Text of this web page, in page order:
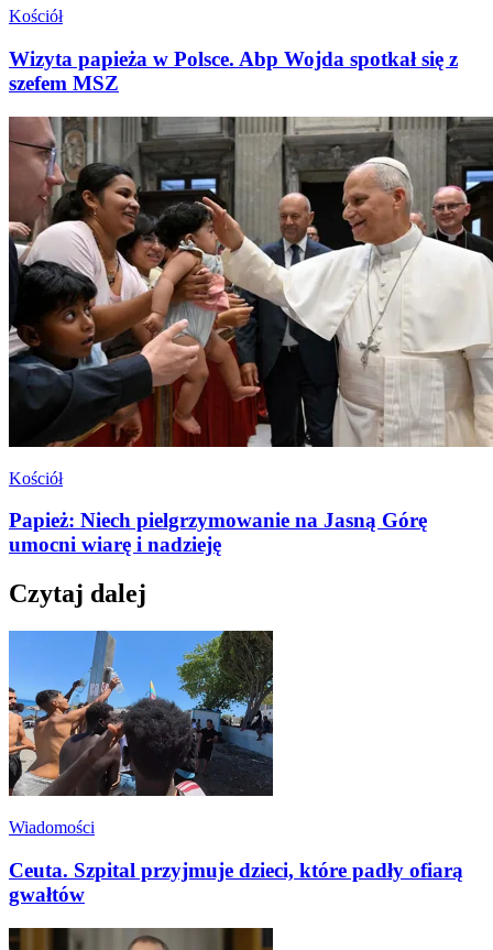
Kościół
Wizyta papieża w Polsce. Abp Wojda spotkał się z
szefem MSZ
Kościół
Papież: Niech pielgrzymowanie na Jasną Górę
umocni wiarę i nadzieję
Czytaj dalej
Wiadomości
Ceuta. Szpital przyjmuje dzieci, które padły ofiarą
gwałtów